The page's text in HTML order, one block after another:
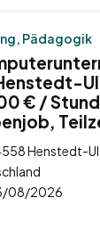
Pädagogik
€ /
Henstedt-
08/2026